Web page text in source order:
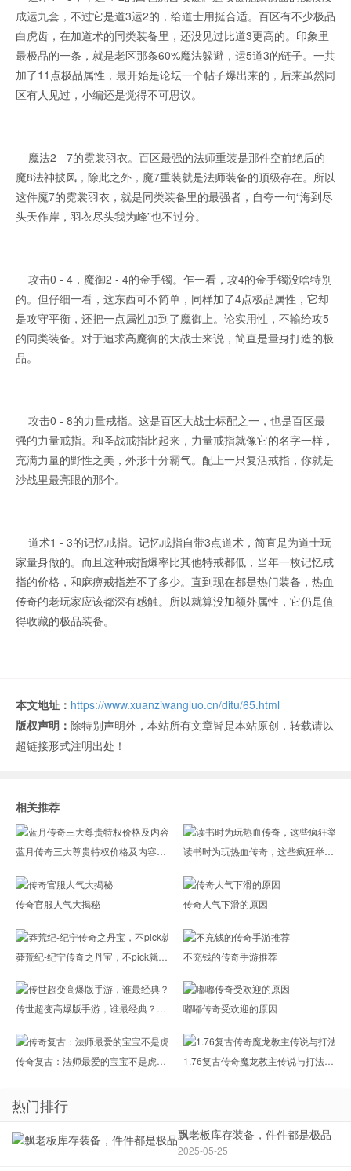
成运九套，不过它是道3运2的，给道士用挺合适。百区有不少极品
白虎齿，在加道术的同类装备里，还没见过比道3更高的。印象里
最极品的一条，就是老区那条60%魔法躲避，运5道3的链子。一共
加了11点极品属性，最开始是论坛一个帖子爆出来的，后来虽然同
区有人见过，小编还是觉得不可思议。
魔法2 - 7的霓裳羽衣。百区最强的法师重装是那件空前绝后的
魔8法神披风，除此之外，魔7重装就是法师装备的顶级存在。所以
这件魔7的霓裳羽衣，就是同类装备里的最强者，自夸一句“海到尽
头天作岸，羽衣尽头我为峰”也不过分。
攻击0 - 4，魔御2 - 4的金手镯。乍一看，攻4的金手镯没啥特别
的。但仔细一看，这东西可不简单，同样加了4点极品属性，它却
是攻守平衡，还把一点属性加到了魔御上。论实用性，不输给攻5
的同类装备。对于追求高魔御的大战士来说，简直是量身打造的极
品。
攻击0 - 8的力量戒指。这是百区大战士标配之一，也是百区最
强的力量戒指。和圣战戒指比起来，力量戒指就像它的名字一样，
充满力量的野性之美，外形十分霸气。配上一只复活戒指，你就是
沙战里最亮眼的那个。
道术1 - 3的记忆戒指。记忆戒指自带3点道术，简直是为道士玩
家量身做的。而且这种戒指爆率比其他特戒都低，当年一枚记忆戒
指的价格，和麻痹戒指差不了多少。直到现在都是热门装备，热血
传奇的老玩家应该都深有感触。所以就算没加额外属性，它仍是值
得收藏的极品装备。
本文地址： https://www.xuanziwangluo.cn/ditu/65.html
版权声明： 除特别声明外，本站所有文章皆是本站原创，转载请以
超链接形式注明出处！
相关推荐
蓝月传奇三大尊贵特权价格及内容揭秘 读书时为玩热血传奇，这些疯狂举动暴露学渣身份
传奇官服人气大揭秘 传奇人气下滑的原因
莽荒纪-纪宁传奇之丹宝，不pick就亏大啦 不充钱的传奇手游推荐
传世超变高爆版手游，谁最经典？4个技能见分晓 嘟嘟传奇受欢迎的原因
传奇复古：法师最爱的宝宝不是虎卫鹰卫？ 1.76复古传奇魔龙教主传说与打法攻略
热门排行
飘老板库存装备，件件都是极品
2025-05-25